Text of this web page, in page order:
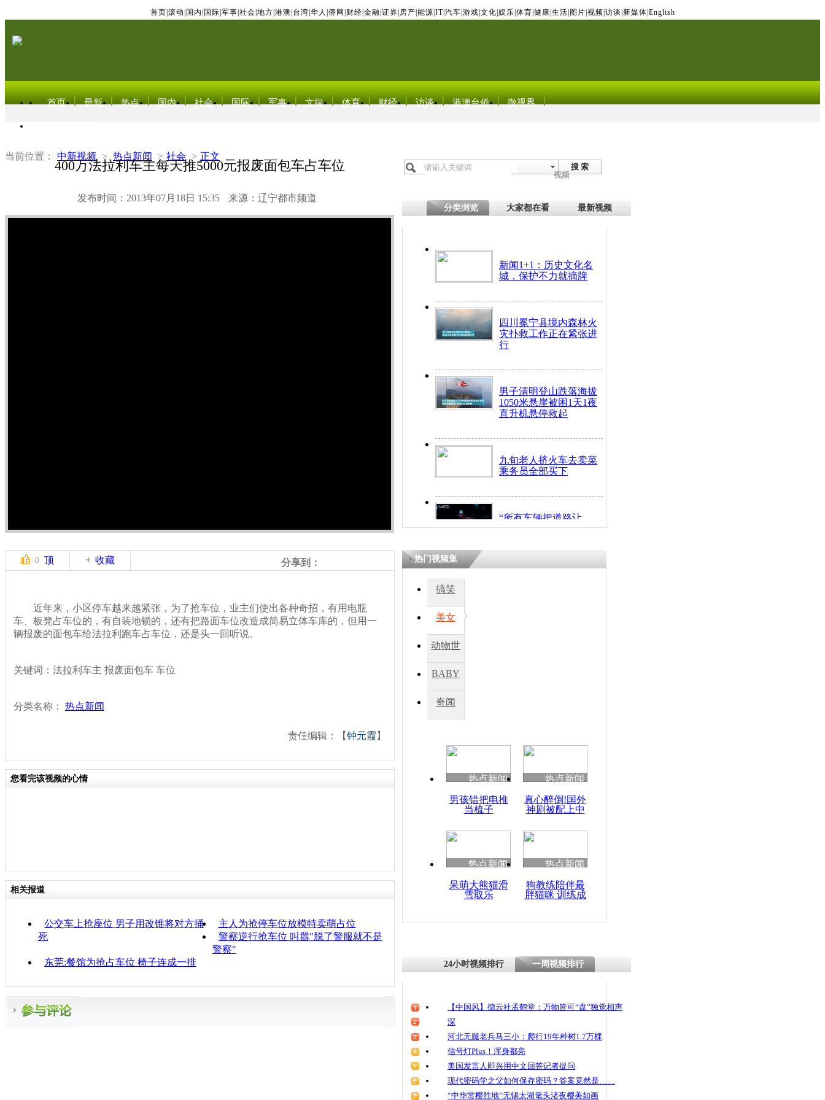
首页 滚动 国内 国际 军事 社会 地方 港澳 台湾 华人 侨网 财经 金融 证券 房产 能源 IT| 汽车 游戏 文化 娱乐 体育 健康 生活 图片 视频 访谈 新媒体 English
首页 最新 热点 国内 社会 国际 军事 文娱 体育 财经 访谈 港澳台侨 微视界
当前位置： 中新视频 > 热点新闻 > 社会 > 正文
400万法拉利车主每天推5000元报废面包车占车位
发布时间：2013年07月18日 15:35 来源：辽宁都市频道
搜 索
视频
分类浏览 大家都在看 最新视频
新闻1+1：历史文化名
城，保护不力就摘牌
四川冕宁县境内森林火
灾扑救工作正在紧张进
行
男子清明登山跌落海拔
1050米悬崖被困1天1夜
直升机悬停救起
九旬老人挤火车去卖菜
乘务员全部买下
“所有车辆把道路让
开！”儿童突发疾病交
四川兴文苗乡上万人欢
度苗族花山节
清明祭英烈 哀思悼忠
400万法拉利车主每天
0 顶 收藏 分享到：
近年来，小区停车越来越紧张，为了抢车位，业主们使出各种奇招，有用电瓶
车、板凳占车位的，有自装地锁的，还有把路面车位改造成简易立体车库的，但用一
辆报废的面包车给法拉利跑车占车位，还是头一回听说。
关键词：法拉利车主 报废面包车 车位
分类名称： 热点新闻
责任编辑：【钟元霞 】
您看完该视频的心情
相关报道
公交车上抢座位 男子用改锥将对方捅
死
主人为抢停车位放模特卖萌占位
警察逆行抢车位 叫嚣"脱了警服就不是
警察"
东莞:餐馆为抢占车位 椅子连成一排
热门视频集
搞笑
美女
动物世
BABY
秀
奇闻
热点新闻
男孩错把电推
当梳子
热点新闻
真心醉倒!国外
神剧被配上中
热点新闻
呆萌大熊猫滑
雪取乐
热点新闻
狗教练陪伴最
胖猫咪 训练成
24小时视频排行 一周视频排行
【中国风】德云社孟鹤堂：万物皆可“盘”独觉相声
深
河北无腿老兵马三小：爬行19年种树1.7万棵
信号灯Plus！浑身都亮
美国发言人即兴用中文回答记者提问
现代密码学之父如何保存密码？答案竟然是……
“中华赏樱胜地”无锡太湖鼋头渚夜樱美如画